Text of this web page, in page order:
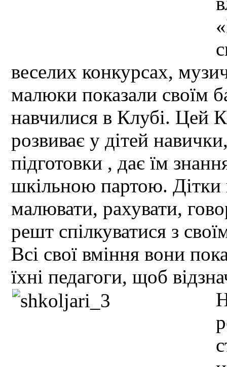
веселих конкурсах,
малюки показали своїм
навчилися в Клубі. Цей
розвиває у дітей
підготовки , дає їм
шкільною партою. Дітки
малювати, рахувати,
решт спілкуватися з
Всі свої вміння вони
їхні педагоги, щоб